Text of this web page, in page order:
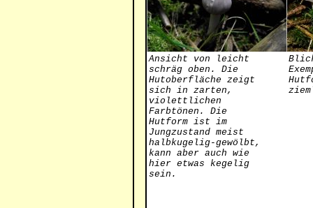
Ansicht von leicht
schräg oben. Die
Hutoberfläche zeigt
sich in zarten,
violettlichen
Farbtönen. Die
Hutform ist im
Jungzustand meist
halbkugelig-gewölbt,
kann aber auch wie
hier etwas kegelig
sein.